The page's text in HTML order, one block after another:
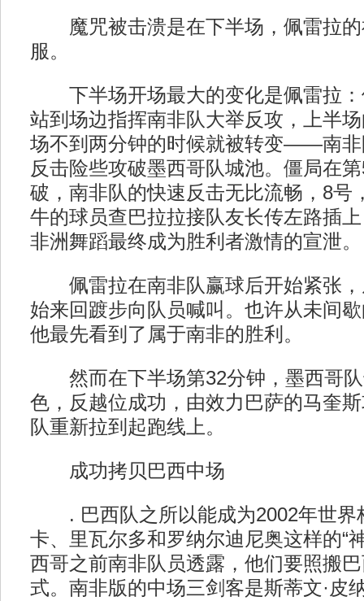
魔咒被击溃是在下半场，佩雷拉的
服。
下半场开场最大的变化是佩雷拉：
站到场边指挥南非队大举反攻，上半
场不到两分钟的时候就被转变——南非
反击险些攻破墨西哥队城池。僵局在
破，南非队的快速反击无比流畅，8号
牛的球员查巴拉拉接队友长传左路插
非洲舞蹈最终成为胜利者激情的宣泄。
佩雷拉在南非队赢球后开始紧张，
始来回踱步向队员喊叫。也许从未间
他最先看到了属于南非的胜利。
然而在下半场第32分钟，墨西哥队
色，反越位成功，由效力巴萨的马奎
队重新拉到起跑线上。
成功拷贝巴西中场
. 巴西队之所以能成为2002年世界
卡、里瓦尔多和罗纳尔迪尼奥这样的“
西哥之前南非队员透露，他们要照搬
式。南非版的中场三剑客是斯蒂文·皮